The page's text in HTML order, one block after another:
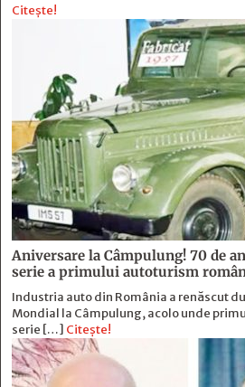
Citește!
Aniversare la Câmpulung! 70 de
serie a primului autoturism
Industria auto din România a renăscut
Mondial la Câmpulung, acolo unde
serie […] Citește!